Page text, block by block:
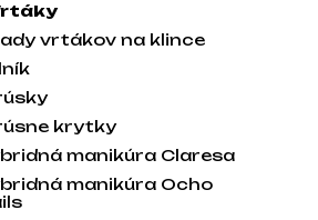
vrtákov na klince
krytky
manikúra Claresa
manikúra Ocho